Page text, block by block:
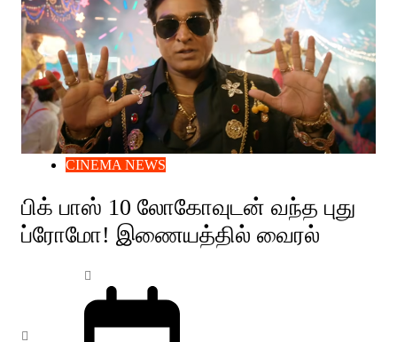
CINEMA NEWS
பிக் பாஸ் 10 லோகோவுடன் வந்த புது
ப்ரோமோ! இணையத்தில் வைரல்